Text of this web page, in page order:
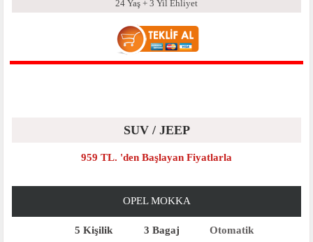
24 Yaş + 3 Yil Ehliyet
SUV / JEEP
959 TL. 'den Başlayan Fiyatlarla
OPEL MOKKA
5 Kişilik 3 Bagaj Otomatik